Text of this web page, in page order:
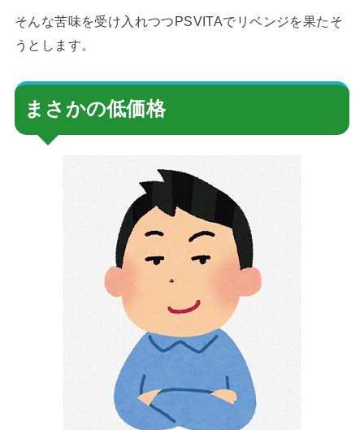
そんな苦味を受け入れつつPSVITAでリベンジを果たそ
うとします。
まさかの低価格